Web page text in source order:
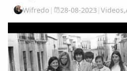
Wifredo | 28-08-2023| Videos,